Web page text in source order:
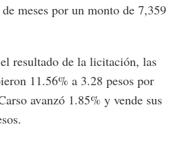
meses por un monto de 7,359
resultado de la licitación, las
11.56% a 3.28 pesos por
avanzó 1.85% y vende sus